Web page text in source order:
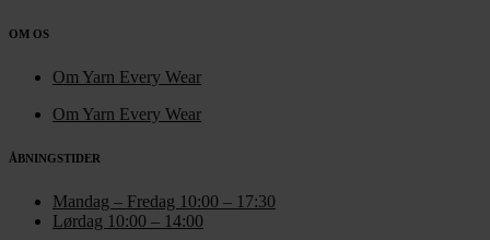
OM OS
Om Yarn Every Wear
Om Yarn Every Wear
ÅBNINGSTIDER
Mandag – Fredag 10:00 – 17:30
Lørdag 10:00 – 14:00